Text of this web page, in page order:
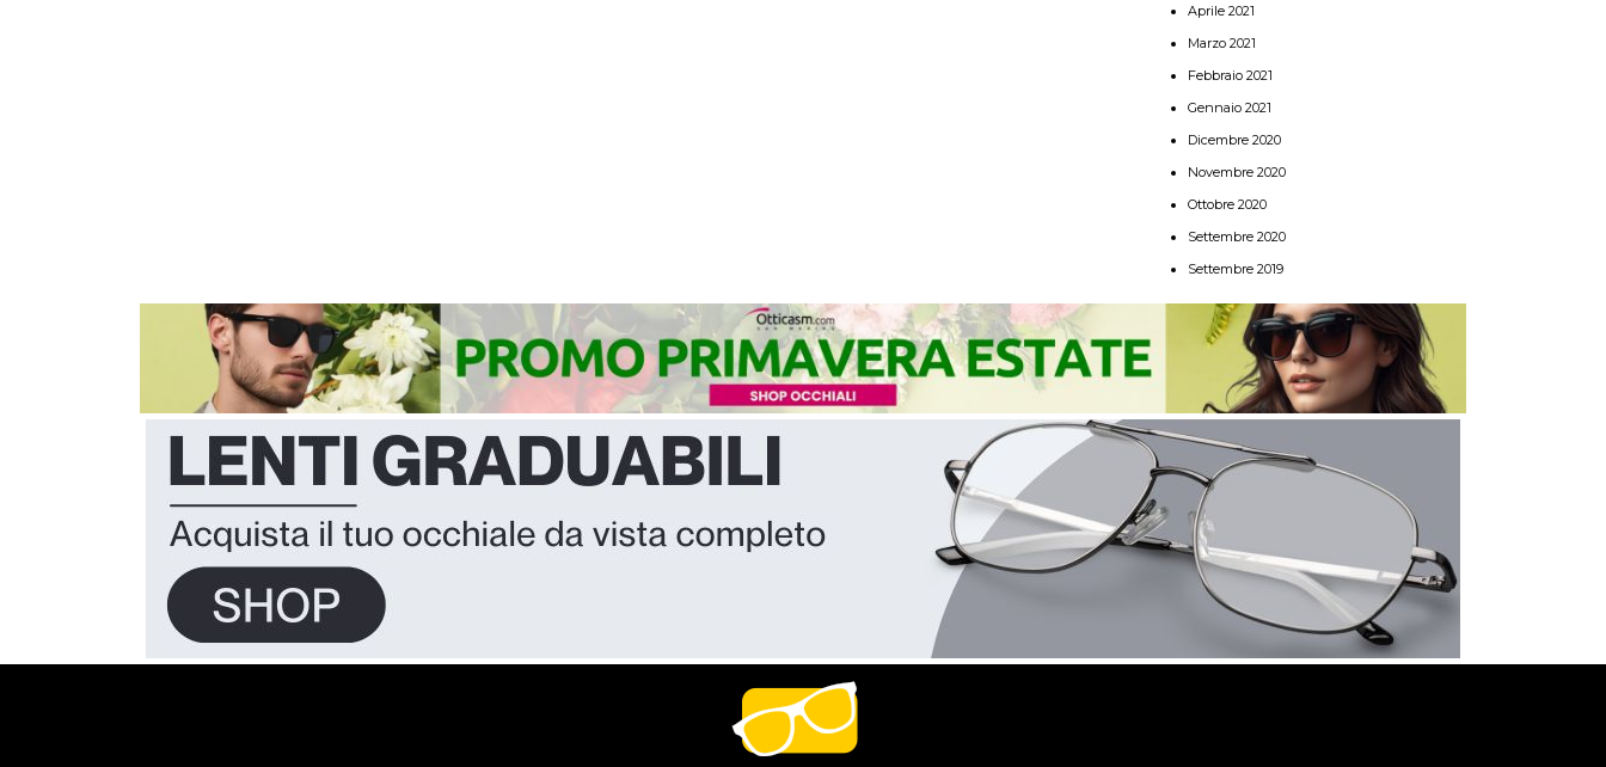
Aprile 2021
Marzo 2021
Febbraio 2021
Gennaio 2021
Dicembre 2020
Novembre 2020
Ottobre 2020
Settembre 2020
Settembre 2019